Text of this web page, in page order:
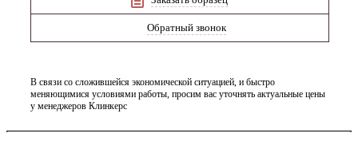
Обратный звонок
В связи со сложившейся экономической ситуацией, и быстро
меняющимися условиями работы, просим вас уточнять актуальные цены
у менеджеров Клинкерс